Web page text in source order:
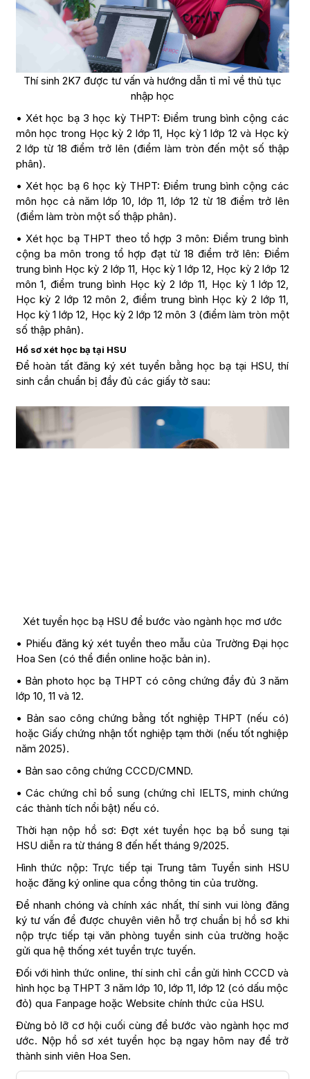
Thí sinh 2K7 được tư vấn và hướng dẫn tỉ mỉ về thủ tục
nhập học
• Xét học bạ 3 học kỳ THPT: Điểm trung bình cộng các
môn học trong Học kỳ 2 lớp 11, Học kỳ 1 lớp 12 và Học kỳ
2 lớp từ 18 điểm trở lên (điểm làm tròn đến một số thập
phân).
• Xét học bạ 6 học kỳ THPT: Điểm trung bình cộng các
môn học cả năm lớp 10, lớp 11, lớp 12 từ 18 điểm trở lên
(điểm làm tròn một số thập phân).
• Xét học bạ THPT theo tổ hợp 3 môn: Điểm trung bình
cộng ba môn trong tổ hợp đạt từ 18 điểm trở lên: Điểm
trung bình Học kỳ 2 lớp 11, Học kỳ 1 lớp 12, Học kỳ 2 lớp 12
môn 1, điểm trung bình Học kỳ 2 lớp 11, Học kỳ 1 lớp 12,
Học kỳ 2 lớp 12 môn 2, điểm trung bình Học kỳ 2 lớp 11,
Học kỳ 1 lớp 12, Học kỳ 2 lớp 12 môn 3 (điểm làm tròn một
số thập phân).
Hồ sơ xét học bạ tại HSU
Để hoàn tất đăng ký xét tuyển bằng học bạ tại HSU, thí
sinh cần chuẩn bị đầy đủ các giấy tờ sau:
Xét tuyển học bạ HSU để bước vào ngành học mơ ước
• Phiếu đăng ký xét tuyển theo mẫu của Trường Đại học
Hoa Sen (có thể điền online hoặc bản in).
• Bản photo học bạ THPT có công chứng đầy đủ 3 năm
lớp 10, 11 và 12.
• Bản sao công chứng bằng tốt nghiệp THPT (nếu có)
hoặc Giấy chứng nhận tốt nghiệp tạm thời (nếu tốt nghiệp
năm 2025).
• Bản sao công chứng CCCD/CMND.
• Các chứng chỉ bổ sung (chứng chỉ IELTS, minh chứng
các thành tích nổi bật) nếu có.
Thời hạn nộp hồ sơ: Đợt xét tuyển học bạ bổ sung tại
HSU diễn ra từ tháng 8 đến hết tháng 9/2025.
Hình thức nộp: Trực tiếp tại Trung tâm Tuyển sinh HSU
hoặc đăng ký online qua cổng thông tin của trường.
Để nhanh chóng và chính xác nhất, thí sinh vui lòng đăng
ký tư vấn để được chuyên viên hỗ trợ chuẩn bị hồ sơ khi
nộp trực tiếp tại văn phòng tuyển sinh của trường hoặc
gửi qua hệ thống xét tuyển trực tuyến.
Đối với hình thức online, thí sinh chỉ cần gửi hình CCCD và
hình học bạ THPT 3 năm lớp 10, lớp 11, lớp 12 (có dấu mộc
đỏ) qua Fanpage hoặc Website chính thức của HSU.
Đừng bỏ lỡ cơ hội cuối cùng để bước vào ngành học mơ
ước. Nộp hồ sơ xét tuyển học bạ ngay hôm nay để trở
thành sinh viên Hoa Sen.